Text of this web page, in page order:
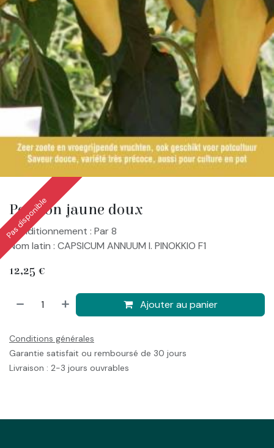
Poivron jaune doux
Pas disponible
Conditionnement : Par 8
Nom latin : CAPSICUM ANNUUM l. PINOKKIO F1
12,25 €
Ajouter au panier
Conditions générales
Garantie satisfait ou remboursé de 30 jours
Livraison : 2-3 jours ouvrables